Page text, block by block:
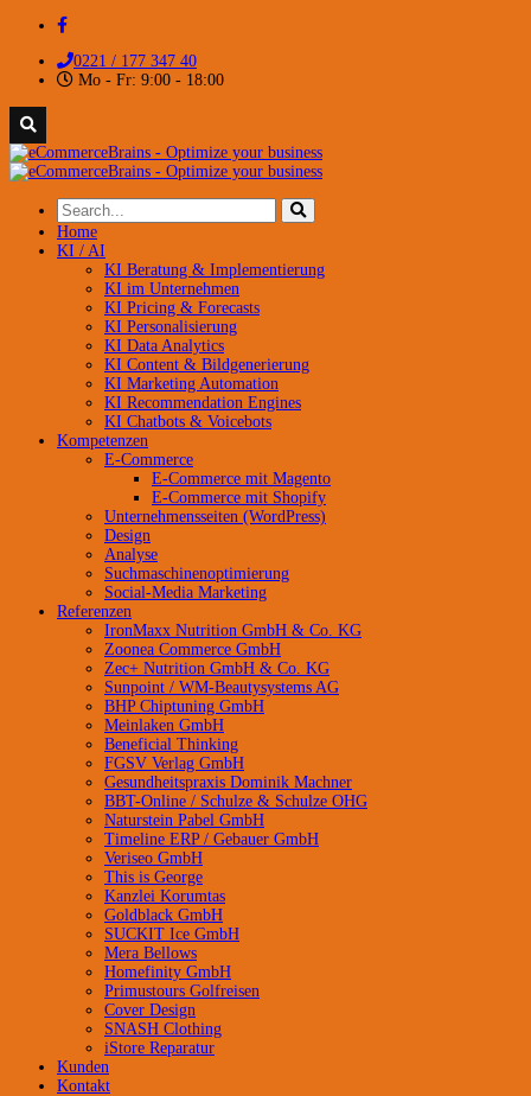
0221 / 177 347 40
Mo - Fr: 9:00 - 18:00
Home
KI / AI
KI Beratung & Implementierung
KI im Unternehmen
KI Pricing & Forecasts
KI Personalisierung
KI Data Analytics
KI Content & Bildgenerierung
KI Marketing Automation
KI Recommendation Engines
KI Chatbots & Voicebots
Kompetenzen
E-Commerce
E-Commerce mit Magento
E-Commerce mit Shopify
Unternehmensseiten (WordPress)
Design
Analyse
Suchmaschinenoptimierung
Social-Media Marketing
Referenzen
IronMaxx Nutrition GmbH & Co. KG
Zoonea Commerce GmbH
Zec+ Nutrition GmbH & Co. KG
Sunpoint / WM-Beautysystems AG
BHP Chiptuning GmbH
Meinlaken GmbH
Beneficial Thinking
FGSV Verlag GmbH
Gesundheitspraxis Dominik Machner
BBT-Online / Schulze & Schulze OHG
Naturstein Pabel GmbH
Timeline ERP / Gebauer GmbH
Veriseo GmbH
This is George
Kanzlei Korumtas
Goldblack GmbH
SUCKIT Ice GmbH
Mera Bellows
Homefinity GmbH
Primustours Golfreisen
Cover Design
SNASH Clothing
iStore Reparatur
Kunden
Kontakt